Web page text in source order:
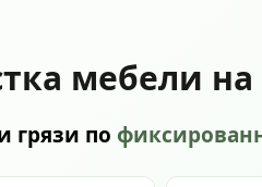
мебели
грязи по